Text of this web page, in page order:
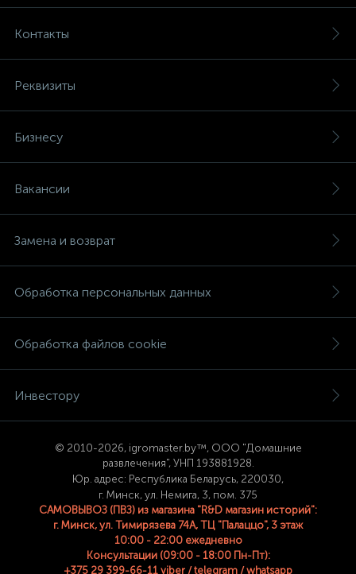
Контакты
Реквизиты
Бизнесу
Вакансии
Замена и возврат
Обработка персональных данных
Обработка файлов cookie
Инвестору
© 2010-2026, igromaster.by™, ООО "Домашние
развлечения", УНП 193881928.
Юр. адрес: Республика Беларусь, 220030,
г. Минск, ул. Немига, 3, пом. 375
САМОВЫВОЗ (ПВЗ) из магазина "R&D магазин историй":
г. Минск, ул. Тимирязева 74A, ТЦ "Палаццо", 3 этаж
10:00 - 22:00 ежедневно
Консультации (09:00 - 18:00 Пн-Пт):
+375 29 399-66-11 viber / telegram / whatsapp